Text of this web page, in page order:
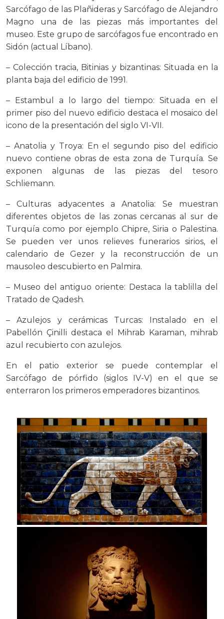
Sarcófago de las Plañideras y Sarcófago de Alejandro
Magno una de las piezas más importantes del
museo. Este grupo de sarcófagos fue encontrado en
Sidón (actual Líbano).
– Colección tracia, Bitinias y bizantinas: Situada en la
planta baja del edificio de 1991.
– Estambul a lo largo del tiempo: Situada en el
primer piso del nuevo edificio destaca el mosaico del
icono de la presentación del siglo VI-VII.
– Anatolia y Troya: En el segundo piso del edificio
nuevo contiene obras de esta zona de Turquía. Se
exponen algunas de las piezas del tesoro
Schliemann.
– Culturas adyacentes a Anatolia: Se muestran
diferentes objetos de las zonas cercanas al sur de
Turquía como por ejemplo Chipre, Siria o Palestina.
Se pueden ver unos relieves funerarios sirios, el
calendario de Gezer y la reconstrucción de un
mausoleo descubierto en Palmira.
– Museo del antiguo oriente: Destaca la tablilla del
Tratado de Qadesh.
– Azulejos y cerámicas Turcas: Instalado en el
Pabellón Çinilli destaca el Mihrab Karaman, mihrab
azul recubierto con azulejos.
En el patio exterior se puede contemplar el
Sarcófago de pórfido (siglos IV-V) en el que se
enterraron los primeros emperadores bizantinos.